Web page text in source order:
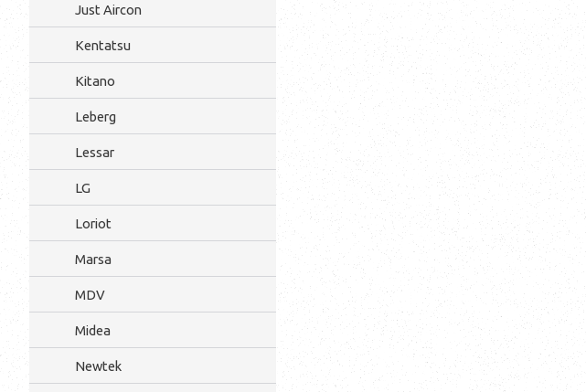
Just Aircon
Kentatsu
Kitano
Leberg
Lessar
LG
Loriot
Marsa
MDV
Midea
Newtek